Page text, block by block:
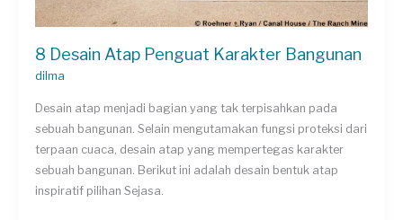
8 Desain Atap Penguat Karakter Bangunan
dilma
Desain atap menjadi bagian yang tak terpisahkan pada
sebuah bangunan. Selain mengutamakan fungsi proteksi dari
terpaan cuaca, desain atap yang mempertegas karakter
sebuah bangunan. Berikut ini adalah desain bentuk atap
inspiratif pilihan Sejasa.